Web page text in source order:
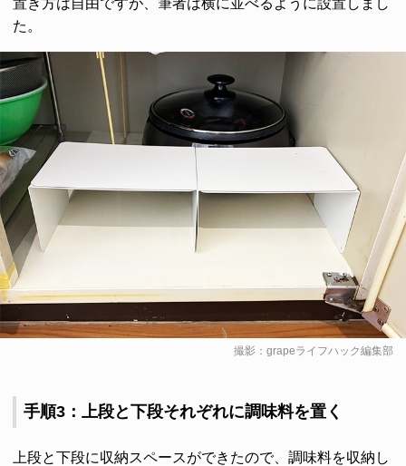
置き方は自由ですが、筆者は横に並べるように設置しまし
た。
撮影：grapeライフハック編集部
手順3：上段と下段それぞれに調味料を置く
上段と下段に収納スペースができたので、調味料を収納し